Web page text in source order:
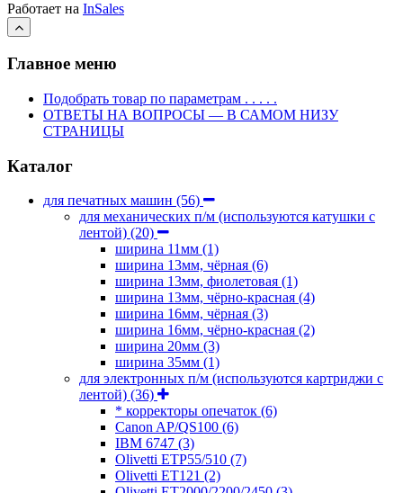
Работает на InSales
Главное меню
Подобрать товар по параметрам . . . . .
ОТВЕТЫ НА ВОПРОСЫ — В САМОМ НИЗУ
СТРАНИЦЫ
Каталог
для печатных машин (56)
для механических п/м (используются катушки с
лентой) (20)
ширина 11мм (1)
ширина 13мм, чёрная (6)
ширина 13мм, фиолетовая (1)
ширина 13мм, чёрно-красная (4)
ширина 16мм, чёрная (3)
ширина 16мм, чёрно-красная (2)
ширина 20мм (3)
ширина 35мм (1)
для электронных п/м (используются картриджи с
лентой) (36)
* корректоры опечаток (6)
Canon AP/QS100 (6)
IBM 6747 (3)
Olivetti ETP55/510 (7)
Olivetti ET121 (2)